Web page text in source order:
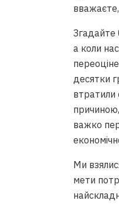
Згадайте
а коли
десятки
втратили
важко
Ми
мети